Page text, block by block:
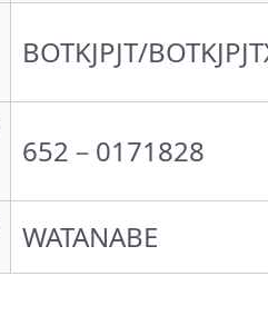
BOTKJPJT/
652－0171828
WATANABE